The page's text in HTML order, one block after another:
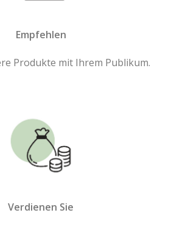
Empfehlen
Produkte mit Ihrem Publikum.
Verdienen Sie